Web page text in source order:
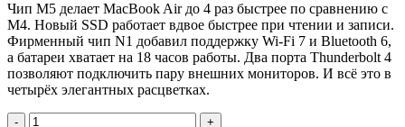
Чип M5 делает MacBook Air до 4 раз быстрее по сравнению с
M4. Новый SSD работает вдвое быстрее при чтении и записи.
Фирменный чип N1 добавил поддержку Wi‑Fi 7 и Bluetooth 6,
а батареи хватает на 18 часов работы. Два порта Thunderbolt 4
позволяют подключить пару внешних мониторов. И всё это в
четырёх элегантных расцветках.
Количество